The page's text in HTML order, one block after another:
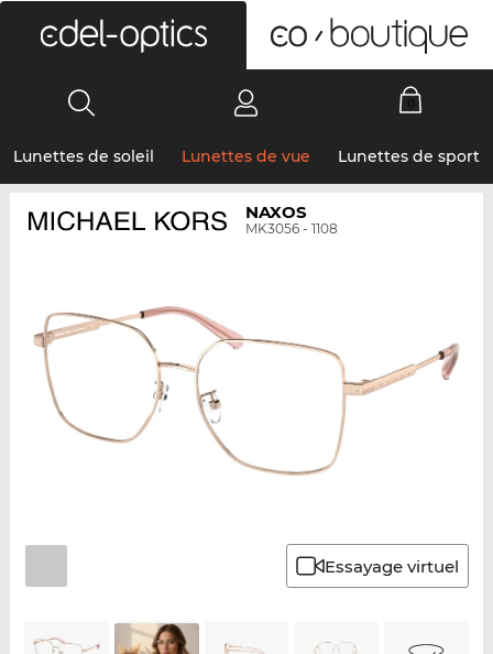
Lunettes de soleil Lunettes de vue Lunettes de sport
NAXOS
MK3056 - 1108
Essayage virtuel